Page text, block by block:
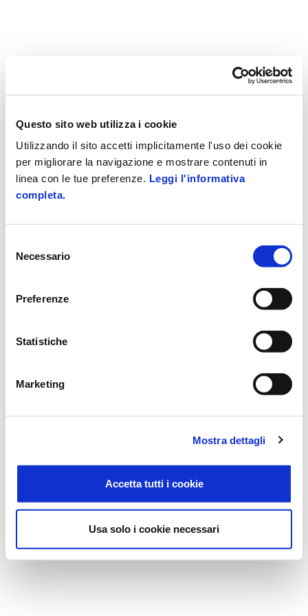
Questo sito web utilizza i cookie
Utilizzando il sito accetti implicitamente l'uso dei cookie
per migliorare la navigazione e mostrare contenuti in
linea con le tue preferenze. Leggi l'informativa
completa.
delNecessario
Preferenze
Statistiche
Marketing
Mostra dettagli
Accetta tutti i cookie
Usa solo i cookie necessari